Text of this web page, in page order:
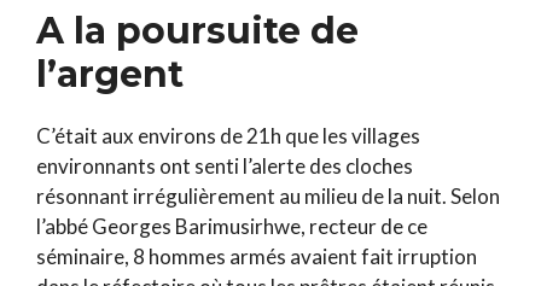
A la poursuite de
l’argent
C’était aux environs de 21h que les villages
environnants ont senti l’alerte des cloches
résonnant irrégulièrement au milieu de la nuit. Selon
l’abbé Georges Barimusirhwe, recteur de ce
séminaire, 8 hommes armés avaient fait irruption